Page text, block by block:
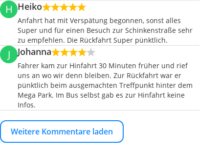
H Heiko
Anfahrt hat mit Verspätung begonnen, sonst alles
Super und für einen Besuch zur Schinkenstraße sehr
zu empfehlen. Die Rückfahrt Super pünktlich.
J Johanna
Fahrer kam zur Hinfahrt 30 Minuten früher und rief
uns an wo wir denn bleiben. Zur Rückfahrt war er
pünktlich beim ausgemachten Treffpunkt hinter dem
Mega Park. Im Bus selbst gab es zur Hinfahrt keine
Infos.
Weitere Kommentare laden